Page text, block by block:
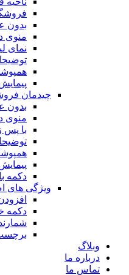
بدون
منوی
نمای
چیدمان
بدون
منوی
با پس
دکمه
ویژگی های
دکمه
وبلاگ
درباره ما
تماس ما